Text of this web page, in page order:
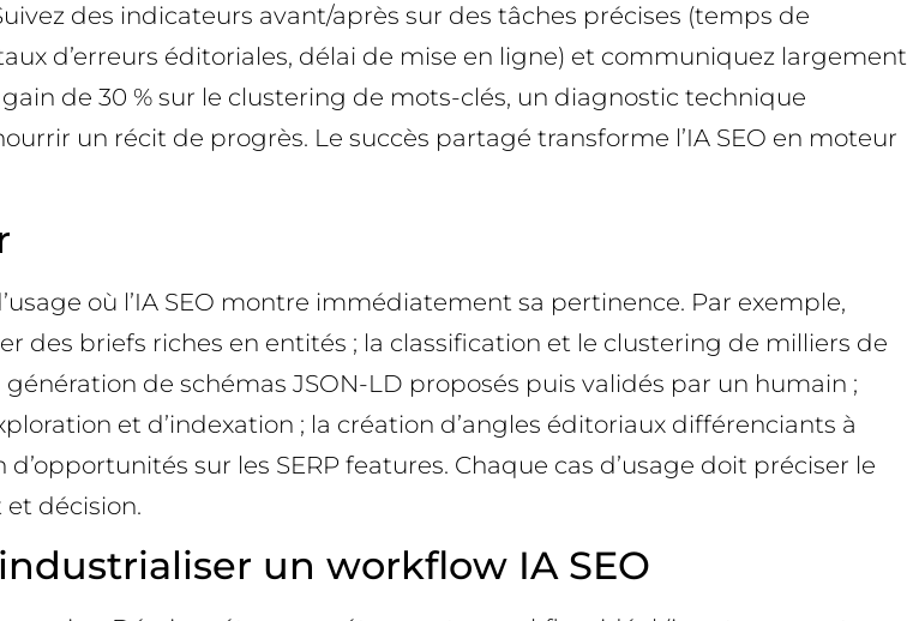
des indicateurs avant/après sur des tâches précises (temps de
d’erreurs éditoriales, délai de mise en ligne) et communiquez largement
de 30 % sur le clustering de mots-clés, un diagnostic technique
un récit de progrès. Le succès partagé transforme l’IA SEO en moteur
où l’IA SEO montre immédiatement sa pertinence. Par exemple,
des briefs riches en entités ; la classification et le clustering de milliers de
de schémas JSON-LD proposés puis validés par un humain ;
et d’indexation ; la création d’angles éditoriaux différenciants à
sur les SERP features. Chaque cas d’usage doit préciser le
et décision.
un workflow IA SEO